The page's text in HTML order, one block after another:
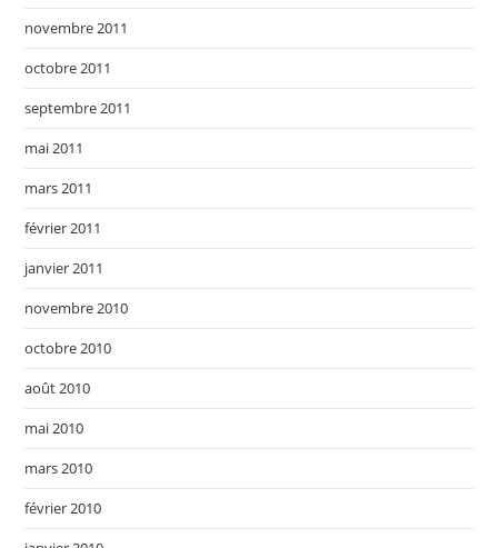
novembre 2011
octobre 2011
septembre 2011
mai 2011
mars 2011
février 2011
janvier 2011
novembre 2010
octobre 2010
août 2010
mai 2010
mars 2010
février 2010